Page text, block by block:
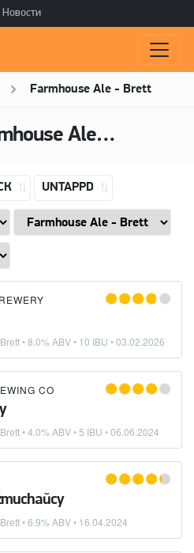
Новости
Farmhouse Ale - Brett
Ale - Brett
UNTAPPD
• 8.0% ABV • 10 IBU •03.02.2026
CO
• 4.0% ABV • 5 IBU •06.06.2024
• 6.9% ABV • 16.04.2024